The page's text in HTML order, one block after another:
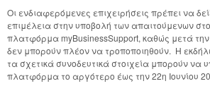
Οι ενδιαφερόμενες επιχειρήσεις πρέπει να
επιμέλεια στην υποβολή των απαιτούμενων
πλατφόρμα myBusinessSupport, καθώς μετά την
δεν μπορούν πλέον να τροποποιηθούν. Η
τα σχετικά συνοδευτικά στοιχεία μπορούν να
πλατφόρμα το αργότερο έως την 22η Ιουνίου